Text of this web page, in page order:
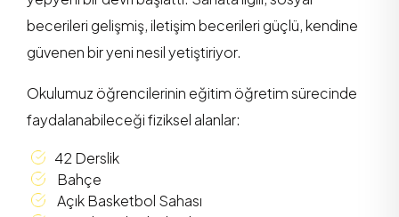
becerileri gelişmiş, iletişim becerileri güçlü, kendine
güvenen bir yeni nesil yetiştiriyor.
Okulumuz öğrencilerinin eğitim öğretim sürecinde
faydalanabileceği fiziksel alanlar:
42 Derslik
Bahçe
Açık Basketbol Sahası